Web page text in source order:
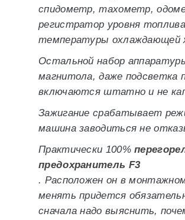
спидометр, тахометр,
регистратор уровня
температуры охлаждающей
Остальной набор
магнитола, даже подсветка
включаются штатно и не
Зажигание срабатывает
машина заводиться не
Практически 100%
предохранитель F3
. Расположен он в
менять придется
сначала надо выяснить,